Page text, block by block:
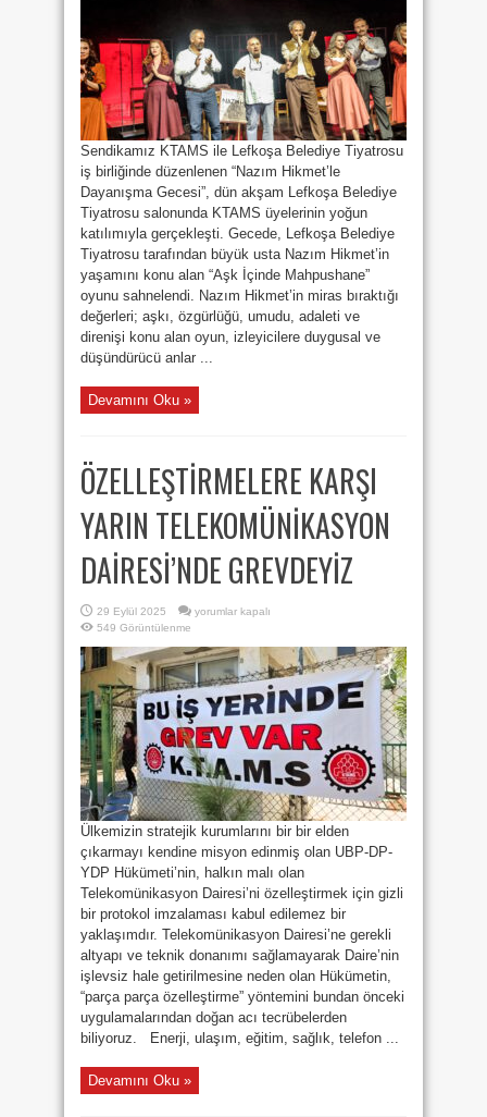
HİKMET’LE
DAYANIŞMA
GECESİ”
DÜZENLENDİ
için
Sendikamız KTAMS ile Lefkoşa Belediye Tiyatrosu
iş birliğinde düzenlenen “Nazım Hikmet’le
Dayanışma Gecesi”, dün akşam Lefkoşa Belediye
Tiyatrosu salonunda KTAMS üyelerinin yoğun
katılımıyla gerçekleşti. Gecede, Lefkoşa Belediye
Tiyatrosu tarafından büyük usta Nazım Hikmet’in
yaşamını konu alan “Aşk İçinde Mahpushane”
oyunu sahnelendi. Nazım Hikmet’in miras bıraktığı
değerleri; aşkı, özgürlüğü, umudu, adaleti ve
direnişi konu alan oyun, izleyicilere duygusal ve
düşündürücü anlar ...
Devamını Oku »
ÖZELLEŞTİRMELERE KARŞI
YARIN TELEKOMÜNİKASYON
DAİRESİ’NDE GREVDEYİZ
29 Eylül 2025
ÖZELLEŞTİRMELERE
TELEKOMÜNİKASYON
DAİRESİ’NDE
GREVDEYİZ
için
yorumlar kapalı
549 Görüntülenme
Ülkemizin stratejik kurumlarını bir bir elden
çıkarmayı kendine misyon edinmiş olan UBP-DP-
YDP Hükümeti’nin, halkın malı olan
Telekomünikasyon Dairesi’ni özelleştirmek için gizli
bir protokol imzalaması kabul edilemez bir
yaklaşımdır. Telekomünikasyon Dairesi’ne gerekli
altyapı ve teknik donanımı sağlamayarak Daire’nin
işlevsiz hale getirilmesine neden olan Hükümetin,
“parça parça özelleştirme” yöntemini bundan önceki
uygulamalarından doğan acı tecrübelerden
biliyoruz. Enerji, ulaşım, eğitim, sağlık, telefon ...
Devamını Oku »